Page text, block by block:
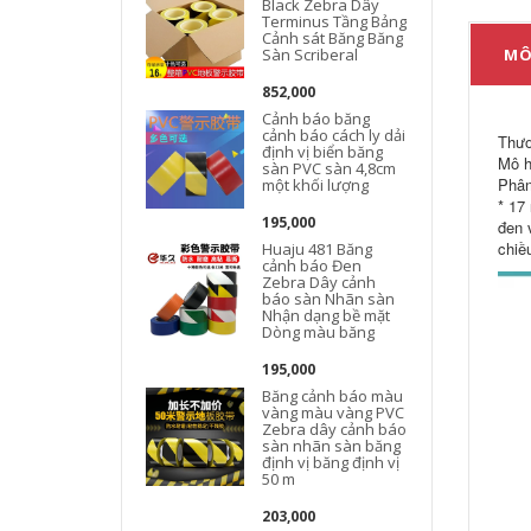
Black Zebra Dây
Terminus Tầng Bảng
Cảnh sát Băng Băng
Sàn Scriberal
852,000
Cảnh báo băng
cảnh báo cách ly dải
định vị biển băng
sàn PVC sàn 4,8cm
một khối lượng
195,000
Huaju 481 Băng
cảnh báo Đen
Zebra Dây cảnh
báo sàn Nhãn sàn
Nhận dạng bề mặt
Dòng màu băng
195,000
Băng cảnh báo màu
vàng màu vàng PVC
Zebra dây cảnh báo
sàn nhãn sàn băng
định vị băng định vị
50 m
203,000
Mô
* 17
đen